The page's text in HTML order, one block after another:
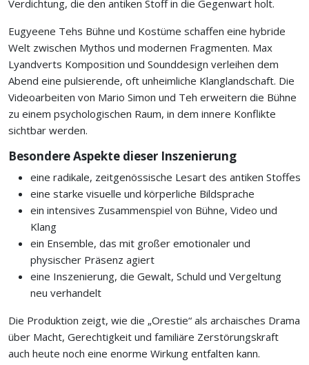
Verdichtung, die den antiken Stoff in die Gegenwart holt.
Eugyeene Tehs Bühne und Kostüme schaffen eine hybride
Welt zwischen Mythos und modernen Fragmenten. Max
Lyandverts Komposition und Sounddesign verleihen dem
Abend eine pulsierende, oft unheimliche Klanglandschaft. Die
Videoarbeiten von Mario Simon und Teh erweitern die Bühne
zu einem psychologischen Raum, in dem innere Konflikte
sichtbar werden.
Besondere Aspekte dieser Inszenierung
eine radikale, zeitgenössische Lesart des antiken Stoffes
eine starke visuelle und körperliche Bildsprache
ein intensives Zusammenspiel von Bühne, Video und
Klang
ein Ensemble, das mit großer emotionaler und
physischer Präsenz agiert
eine Inszenierung, die Gewalt, Schuld und Vergeltung
neu verhandelt
Die Produktion zeigt, wie die „Orestie“ als archaisches Drama
über Macht, Gerechtigkeit und familiäre Zerstörungskraft
auch heute noch eine enorme Wirkung entfalten kann.